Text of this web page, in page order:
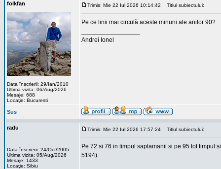
folkfan
Data înscrierii: 29/Ian/2010
Ultima vizita: 06/Aug/2026
Mesaje: 688
Locaţie: Bucuresti
Trimis: Mie 22 Iul 2026 10:14:42 Titlul subiectului:
Pe ce linii mai circulă aceste minuni ale anilor 90?
Andrei Ionel
Sus
radu
Data înscrierii: 24/Oct/2005
Ultima vizita: 05/Aug/2026
Mesaje: 1433
Locaţie: Sibiu
Trimis: Mie 22 Iul 2026 17:57:24 Titlul subiectului:
Pe 72 si 76 in timpul saptamanii si pe 95 tot timpul
5194).